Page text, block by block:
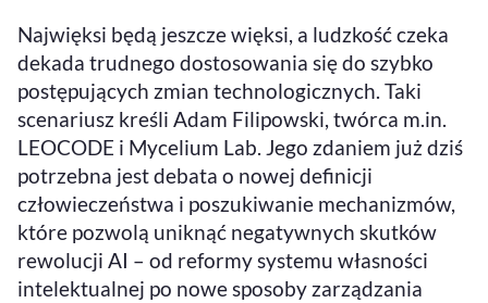
Najwięksi będą jeszcze więksi, a ludzkość czeka
dekada trudnego dostosowania się do szybko
postępujących zmian technologicznych. Taki
scenariusz kreśli Adam Filipowski, twórca m.in.
LEOCODE i Mycelium Lab. Jego zdaniem już dziś
potrzebna jest debata o nowej definicji
człowieczeństwa i poszukiwanie mechanizmów,
które pozwolą uniknąć negatywnych skutków
rewolucji AI – od reformy systemu własności
intelektualnej po nowe sposoby zarządzania